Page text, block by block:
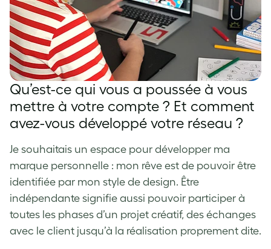
Qu’est-ce qui vous a poussée à vous
mettre à votre compte ? Et comment
avez-vous développé votre réseau ?
Je souhaitais un espace pour développer ma
marque personnelle : mon rêve est de pouvoir être
identifiée par mon style de design. Être
indépendante signifie aussi pouvoir participer à
toutes les phases d’un projet créatif, des échanges
avec le client jusqu’à la réalisation proprement dite.